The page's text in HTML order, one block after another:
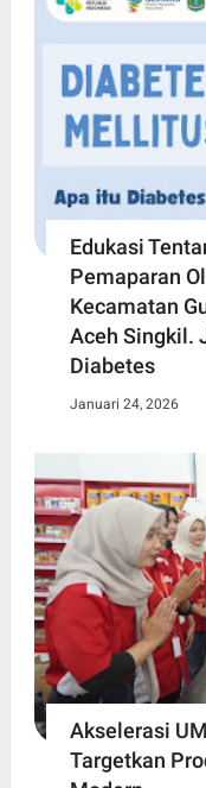
Edukasi
Pemaparan
Kecamatan
Aceh Singkil.
Diabetes
Januari 24, 2026
Akselerasi
Targetkan